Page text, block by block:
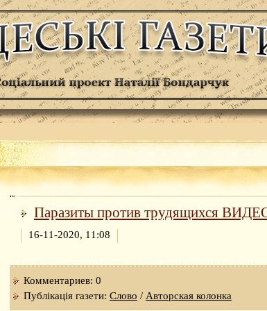
Паразиты против трудящихся
16-11-2020, 11:08
Комментариев: 0
Публікація газети: Слово / Авторская колонка